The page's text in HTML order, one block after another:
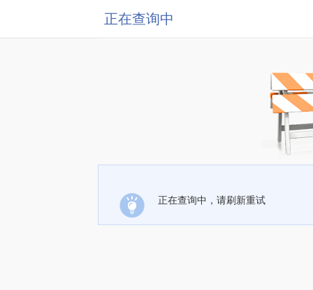
正在查询中
正在查询中，请刷新重试